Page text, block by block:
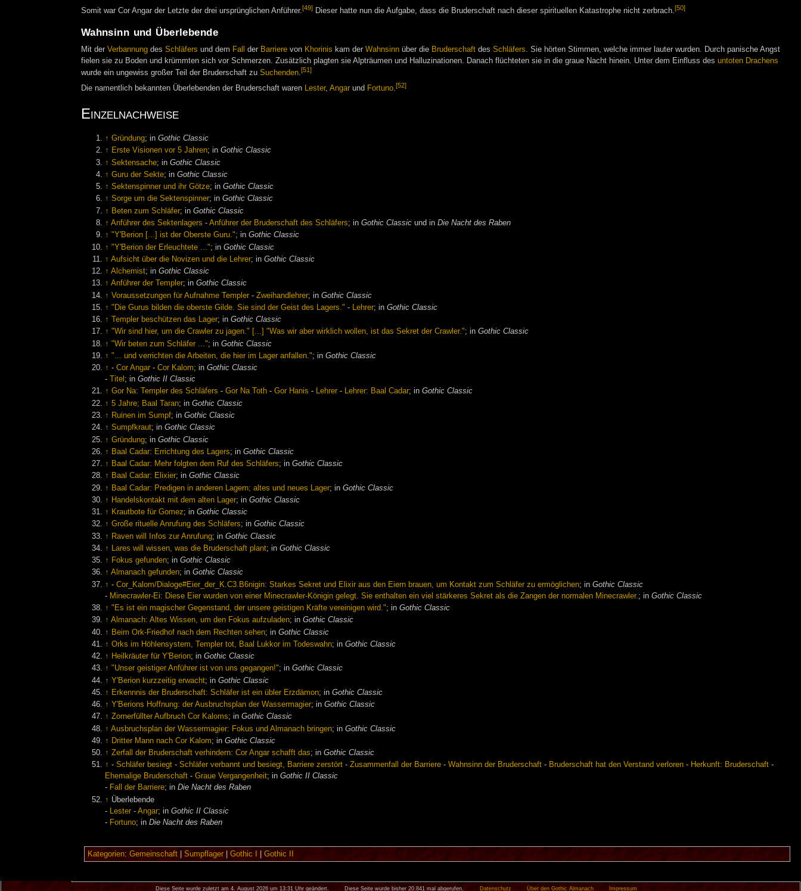
Somit war Cor Angar der Letzte der drei ursprünglichen Anführer.[49]Dieser hatte nun die Aufgabe, dass die Bruderschaft nach dieser spirituellen Katastrophe nicht zerbrach.[50]
Wahnsinn und Überlebende
Mit der Verbannungdes Schläfers und dem Fall der Barrierevon Khorinis kam der Wahnsinnüber die Bruderschaftdes Schläfers . Sie hörten Stimmen, welche immer lauter wurden. Durch panische Angst
fielen sie zu Boden und krümmten sich vor Schmerzen. Zusätzlich plagten sie Alpträumen und Halluzinationen. Danach flüchteten sie in die graue Nacht hinein. Unter dem Einfluss des untoten Drachens
wurde ein ungewiss großer Teil der Bruderschaft zu Suchenden.[51]
Die namentlich bekannten Überlebenden der Bruderschaft waren Lester, Angarund Fortuno.[52]
Einzelnachweise
↑ Gründung; inGothic Classic
↑ Erste Visionen vor 5 Jahren; inGothic Classic
↑ Sektensache; inGothic Classic
↑ Guru der Sekte; inGothic Classic
↑ Sektenspinner und ihr Götze; inGothic Classic
↑ Sorge um die Sektenspinner; inGothic Classic
↑ Beten zum Schläfer; inGothic Classic
↑ Anführer des Sektenlagers -Anführer der Bruderschaft des Schläfers; inGothic Classic und inDie Nacht des Raben
↑ "Y'Berion [...] ist der Oberste Guru."; inGothic Classic
↑ "Y'Berion der Erleuchtete ..."; inGothic Classic
↑ Aufsicht über die Novizen und die Lehrer; inGothic Classic
↑ Alchemist; inGothic Classic
↑ Anführer der Templer; inGothic Classic
↑ Voraussetzungen für Aufnahme Templer -Zweihandlehrer; inGothic Classic
↑ "Die Gurus bilden die oberste Gilde. Sie sind der Geist des Lagers." - Lehrer; inGothic Classic
↑
Templer beschützen das Lager; inGothic Classic
↑ "Wir sind hier, um die Crawler zu jagen." [...] "Was wir aber wirklich wollen, ist das Sekret der Crawler."; inGothic Classic
↑ "Wir beten zum Schläfer ..."; inGothic Classic
↑ "... und verrichten die Arbeiten, die hier im Lager anfallen."; inGothic Classic
↑ -Cor Angar -Cor Kalom; inGothic Classic
-
Titel ; inGothic II Classic
↑ Gor Na: Templer des Schläfers -Gor Na Toth -Gor Hanis - Lehrer - Lehrer: Baal Cadar; inGothic Classic
↑ 5 Jahre; Baal Taran; inGothic Classic
↑ Ruinen im Sumpf; inGothic Classic
↑ Sumpfkraut; inGothic Classic
↑ Gründung; inGothic Classic
↑ Baal Cadar: Errichtung des Lagers; inGothic Classic
↑ Baal Cadar: Mehr folgten dem Ruf des Schläfers; inGothic Classic
↑ Baal Cadar: Elixier; inGothic Classic
↑ Baal Cadar: Predigen in anderen Lagern; altes und neues Lager; inGothic Classic
↑ Handelskontakt mit dem alten Lager; inGothic Classic
↑ Krautbote für Gomez; inGothic Classic
↑ Große rituelle Anrufung des Schläfers; inGothic Classic
↑ Raven will Infos zur Anrufung; inGothic Classic
↑ Lares will wissen, was die Bruderschaft plant; inGothic Classic
↑ Fokus gefunden; inGothic Classic
↑ Almanach gefunden; inGothic Classic
↑ -Cor_Kalom/Dialoge#Eier_der_K.C3.B6nigin: Starkes Sekret und Elixir aus den Eiern brauen, um Kontakt zum Schläfer zu ermöglichen; inGothic Classic
- Minecrawler-Ei: Diese Eier wurden von einer Minecrawler-Königin gelegt. Sie enthalten ein viel stärkeres Sekret als die Zangen der normalen Minecrawler. ; inGothic Classic
↑ "Es ist ein magischer Gegenstand, der unsere geistigen Kräfte vereinigen wird."; inGothic Classic
↑ Almanach: Altes Wissen, um den Fokus aufzuladen; inGothic Classic
↑ Beim Ork-Friedhof nach dem Rechten sehen; inGothic Classic
↑ Orks im Höhlensystem, Templer tot, Baal Lukkor im Todeswahn; inGothic Classic
↑ Heilkräuter für Y'Berion; inGothic Classic
↑ "Unser geistiger Anführer ist von uns gegangen!"; inGothic Classic
↑ Y'Berion kurzzeitig erwacht; inGothic Classic
↑ Erkennnis der Bruderschaft: Schläfer ist ein übler Erzdämon; inGothic Classic
↑ Y'Berions Hoffnung: der Ausbruchsplan der Wassermagier; inGothic Classic
↑ Zornerfüllter Aufbruch Cor Kaloms; inGothic Classic
↑ Ausbruchsplan der Wassermagier: Fokus und Almanach bringen; inGothic Classic
↑ Dritter Mann nach Cor Kalom; inGothic Classic
↑ Zerfall der Bruderschaft verhindern: Cor Angar schafft das; inGothic Classic
↑ -Schläfer besiegt -Schläfer verbannt und besiegt, Barriere zerstört -Zusammenfall der Barriere -Wahnsinn der Bruderschaft - Bruderschaft hat den Verstand verloren - Herkunft: Bruderschaft -
Ehemalige Bruderschaft -Graue Vergangenheit; inGothic II Classic
- Fall der Barriere; inDie Nacht des Raben
↑ Überlebende
-
Lester -Angar; inGothic II Classic
- Fortuno; inDie Nacht des Raben
Kategorien: Gemeinschaft| Sumpflager| Gothic I Gothic II
Diese Seite wurde zuletzt am 4. August 2026 um 13:31 Uhr geändert. Diese Seite wurde bisher 20.841 mal abgerufen. Datenschutz Über den Gothic Almanach Impressum